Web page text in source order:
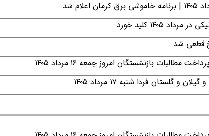
۱۴۰۵ کلید خورد
قطعی شد
بازنشستگان امروز جمعه ۱۶ مرداد ۱۴۰۵
فردا شنبه ۱۷ مرداد ۱۴۰۵